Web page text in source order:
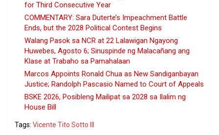
for Third Consecutive Year
COMMENTARY: Sara Duterte’s Impeachment Battle
Ends, but the 2028 Political Contest Begins
Walang Pasok sa NCR at 22 Lalawigan Ngayong
Huwebes, Agosto 6; Sinuspinde ng Malacañang ang
Klase at Trabaho sa Pamahalaan
Marcos Appoints Ronald Chua as New Sandiganbayan
Justice; Randolph Pascasio Named to Court of Appeals
BSKE 2026, Posibleng Mailipat sa 2028 sa Ilalim ng
House Bill
Tags: Vicente Tito Sotto III